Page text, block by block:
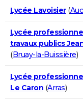
Lycée Lavoisier(
Lycée
travaux publics
(Bruay-la-Buissière)
Lycée
Le Caron (Arras)